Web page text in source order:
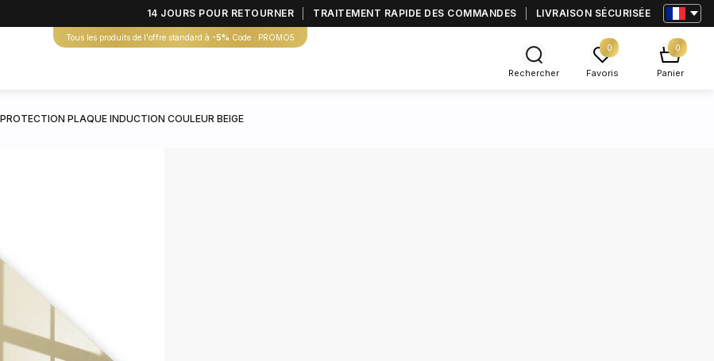
14 JOURS POUR RETOURNER TRAITEMENT RAPIDE DES COMMANDES LIVRAISON SÉCURISÉE
Tous les produits de l'offre standard à -5% Code : PROMO5
Rechercher
0
Favoris
0
Panier
PROTECTION PLAQUE INDUCTION COULEUR BEIGE